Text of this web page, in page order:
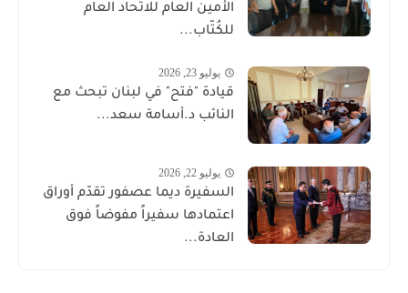
الأمين العام للاتحاد العام
للكُتّاب...
يوليو 23, 2026
قيادة "فتح" في لبنان تبحث مع
النائب د.أسامة سعد...
يوليو 22, 2026
السفيرة ديما عصفور تقدّم أوراق
اعتمادها سفيراً مفوضاً فوق
العادة...